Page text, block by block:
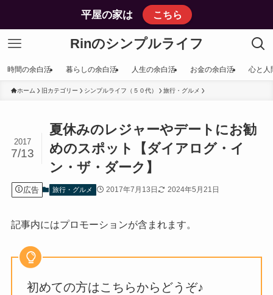
平屋の家は こちら
Rinのシンプルライフ
時間の余白活 暮らしの余白活 人生の余白活 お金の余白活 心と人
ホーム 旧カテゴリー シンプルライフ（５０代） 旅行・グルメ
夏休みのレジャーやデートにお勧
めのスポット【ダイアログ・イ
ン・ザ・ダーク】
2017
7/13
広告 旅行・グルメ 2017年7月13日 2024年5月21日
記事内にはプロモーションが含まれます。
初めての方はこちらからどうぞ♪